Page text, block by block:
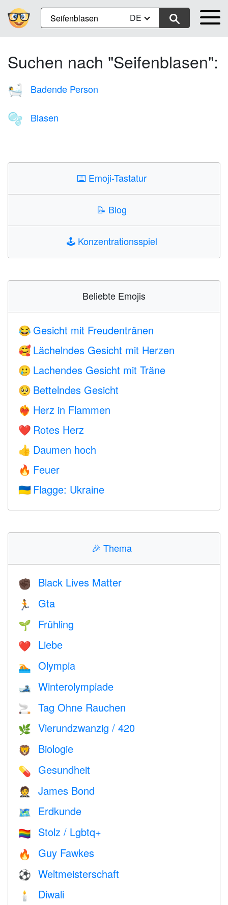
DE
Suchen nach "Seifenblasen":
🛀 Badende Person
🫧 Blasen
⌨️ Emoji-Tastatur
📝 Blog
🕹️ Konzentrationsspiel
Beliebte Emojis
😂 Gesicht mit Freudentränen
🥰 Lächelndes Gesicht mit Herzen
🥲 Lachendes Gesicht mit Träne
🥺 Bettelndes Gesicht
❤️‍🔥 Herz in Flammen
❤️ Rotes Herz
👍 Daumen hoch
🔥 Feuer
🇺🇦 Flagge: Ukraine
🎉 Thema
✊🏿 Black Lives Matter
🏃 Gta
🌱 Frühling
❤️️ Liebe
🏊 Olympia
🎿 Winterolympiade
🚬 Tag Ohne Rauchen
🌿 Vierundzwanzig / 420
🦁 Biologie
💊 Gesundheit
🤵 James Bond
🗺 Erdkunde
🏳️‍🌈 Stolz / Lgbtq+
🔥 Guy Fawkes
⚽ Weltmeisterschaft
🕯 Diwali